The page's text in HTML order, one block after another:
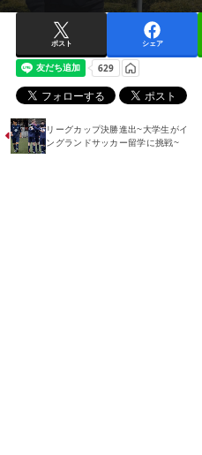
ポスト シェア
リーグカップ決勝進出~大学生がイ
ングランドサッカー留学に挑戦~